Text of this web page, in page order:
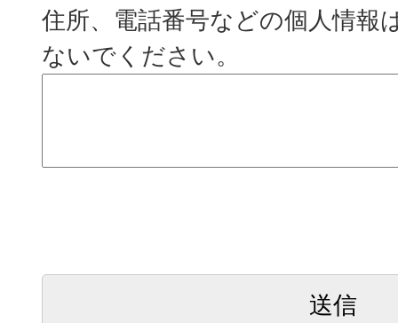
住所、電話番号などの個人情報
ないでください。